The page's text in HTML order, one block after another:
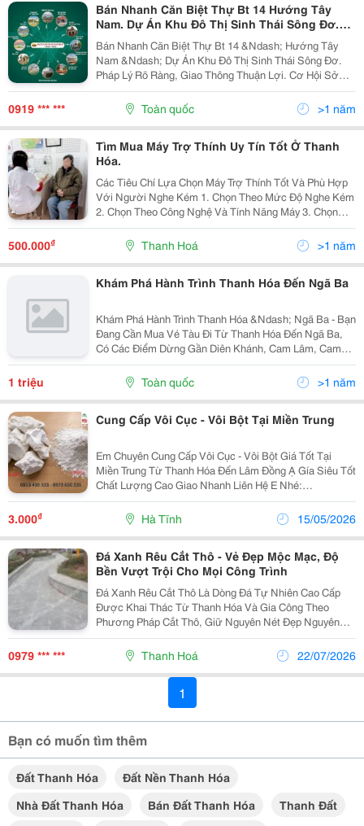
Bán Nhanh Căn Biệt Thự Bt 14 Hướng Tây
Nam. Dự Án Khu Đô Thị Sinh Thái Sông Đơ.
Pháp Lý Rõ Ràng, Giao Thông Thuận Lợi.
Bán Nhanh Căn Biệt Thự Bt 14 &Ndash; Hướng Tây
Nam &Ndash; Dự Án Khu Đô Thị Sinh Thái Sông Đơ.
Pháp Lý Rõ Ràng, Giao Thông Thuận Lợi. Cơ Hội Sở
Hữu Biệt Thự Đẳng Cấp Tại Khu Đô Thị Đáng Sống Bậc
Nhất Thanh Hóa! Thông Tin Chi Tiết Lô Đất: Vị...
0919 *** *** Toàn quốc >1 năm
Tìm Mua Máy Trợ Thính Uy Tín Tốt Ở Thanh
Hóa.
Các Tiêu Chí Lựa Chọn Máy Trợ Thính Tốt Và Phù Hợp
Với Người Nghe Kém 1. Chọn Theo Mức Độ Nghe Kém
2. Chọn Theo Công Nghệ Và Tính Năng Máy 3. Chọn
Theo Thương Hiệu Uy Tín 4. Đeo Thử Và Điều Chỉnh
Theo Nhu Cầu 5. Bảo Hành Và Dịch Vụ Kĩ Thuật...
500.000₫ Thanh Hoá >1 năm
Khám Phá Hành Trình Thanh Hóa Đến Ngã Ba
Khám Phá Hành Trình Thanh Hóa &Ndash; Ngã Ba - Bạn
Đang Cần Mua Vé Tàu Đi Từ Thanh Hóa Đến Ngã Ba,
Có Các Điểm Dừng Gần Diên Khánh, Cam Lâm, Cam
Ranh. Dù Hiện Tại Chưa Có Chuyến Tàu Chạy Thẳng
Giữa Hai Ga, Nhưng Hành Trình Này Vẫn Rất Được Ưa
Chuộng....
1 triệu Toàn quốc >1 năm
Cung Cấp Vôi Cục - Vôi Bột Tại Miền Trung
Em Chuyên Cung Cấp Vôi Cục - Vôi Bột Giá Tốt Tại
Miền Trung Từ Thanh Hóa Đến Lâm Đồng Ạ Gía Siêu Tốt
Chất Lượng Cao Giao Nhanh Liên Hệ E Nhé:
0973650235 - Trang
3.000₫ Hà Tĩnh 15/05/2026
Đá Xanh Rêu Cắt Thô - Vẻ Đẹp Mộc Mạc, Độ
Bền Vượt Trội Cho Mọi Công Trình
Đá Xanh Rêu Cắt Thô Là Dòng Đá Tự Nhiên Cao Cấp
Được Khai Thác Từ Thanh Hóa Và Gia Công Theo
Phương Pháp Cắt Thô, Giữ Nguyên Nét Đẹp Nguyên
Bản Của Đá. Với Màu Xanh Rêu Sang Trọng, Độ Cứng
Cao Và Khả Năng Chịu Lực Vượt Trội, Sản Phẩm Được
Ứng Dụng...
0979 *** *** Thanh Hoá 22/07/2026
1
Bạn có muốn tìm thêm
Đất Thanh Hóa
Đất Nền Thanh Hóa
Nhà Đất Thanh Hóa
Bán Đất Thanh Hóa
Thanh Đất